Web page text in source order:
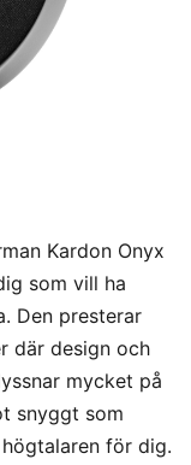
Kardon Onyx
som vill ha
Den presterar
där design och
mycket på
snyggt som
för dig.